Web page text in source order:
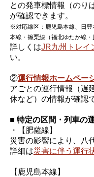
との発車標情報（のり
が確認できます。
※対応線区：鹿児島本線、日豊
本線・篠栗線（福北ゆたか線
詳しくはJR九州トレイ
い。
②運行情報ホームペー
アごとの運行情報（遅
休など）の情報が確認
■ 特定の区間・列車の
・【肥薩線】
災害の影響により、八
詳細は災害に伴う運行
【鹿児島本線】